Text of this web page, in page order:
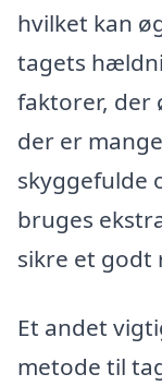
hvilket kan
tagets
faktorer, der
der er
skyggefulde
bruges
sikre et godt
Et andet
metode til